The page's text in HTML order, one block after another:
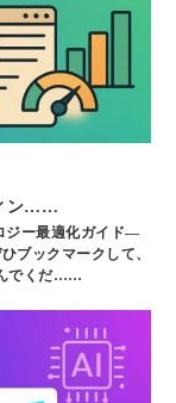
ン……
ジー最適化ガイド—
ブックマークして、
でくだ……